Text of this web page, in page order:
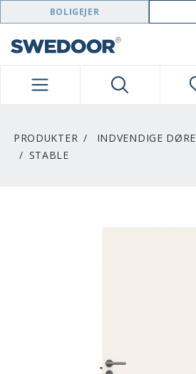
SWEDOOR NAVIGATION
BOLIGEJER
PRODUKTER INDVENDIGE DØRE
STABLE